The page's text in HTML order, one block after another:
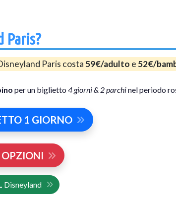
Paris?
Paris costa 59€/adulto e 52€/
per un biglietto 4 giorni & 2 parchinel periodo
1 GIORNO
OPZIONI
Disneyland